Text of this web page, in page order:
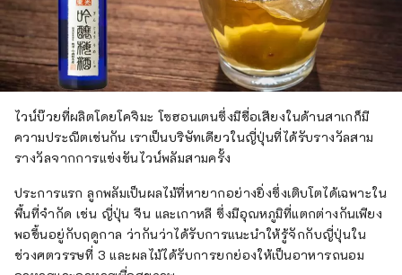
ไวน์บ๊วยที่ผลิตโดยโคจิมะ โซฮอนเตนซึ่งมีชื่อเสียงในด้านสาเกก็มี
ความประณีตเช่นกัน เราเป็นบริษัทเดียวในญี่ปุ่นที่ได้รับรางวัลสาม
รางวัลจากการแข่งขันไวน์พลัมสามครั้ง
ประการแรก ลูกพลัมเป็นผลไม้ที่หายากอย่างยิ่งซึ่งเติบโตได้เฉพาะใน
พื้นที่จำกัด เช่น ญี่ปุ่น จีน และเกาหลี ซึ่งมีอุณหภูมิที่แตกต่างกันเพียง
พอขึ้นอยู่กับฤดูกาล ว่ากันว่าได้รับการแนะนำให้รู้จักกับญี่ปุ่นใน
ช่วงศตวรรษที่ 3 และผลไม้ได้รับการยกย่องให้เป็นอาหารถนอม